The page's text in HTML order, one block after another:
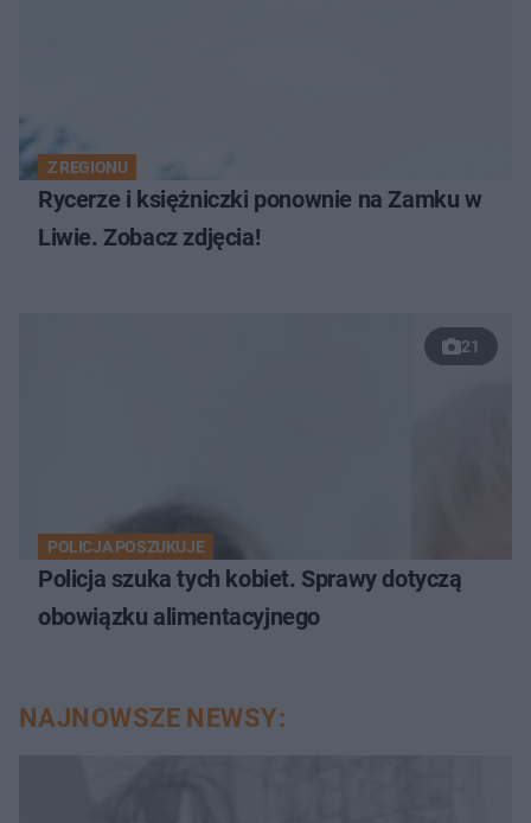
Z REGIONU
Rycerze i księżniczki ponownie na Zamku w
Liwie. Zobacz zdjęcia!
21
POLICJA POSZUKUJE
Policja szuka tych kobiet. Sprawy dotyczą
obowiązku alimentacyjnego
NAJNOWSZE NEWSY: